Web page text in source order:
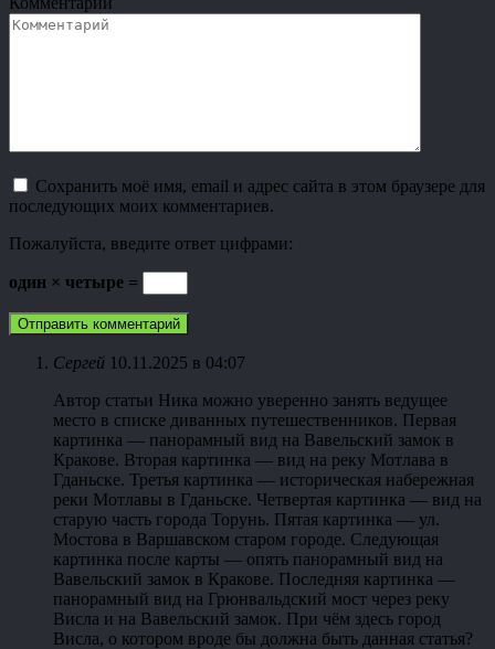
Сохранить моё имя, email и адрес сайта в этом браузере для
последующих моих комментариев.
Пожалуйста, введите ответ цифрами:
один × четыре =
Сергей 10.11.2025 в 04:07
Автор статьи Ника можно уверенно занять ведущее
место в списке диванных путешественников. Первая
картинка — панорамный вид на Вавельский замок в
Кракове. Вторая картинка — вид на реку Мотлава в
Гданьске. Третья картинка — историческая набережная
реки Мотлавы в Гданьске. Четвертая картинка — вид на
старую часть города Торунь. Пятая картинка — ул.
Мостова в Варшавском старом городе. Следующая
картинка после карты — опять панорамный вид на
Вавельский замок в Кракове. Последняя картинка —
панорамный вид на Грюнвальдский мост через реку
Висла и на Вавельский замок. При чём здесь город
Висла, о котором вроде бы должна быть данная статья?